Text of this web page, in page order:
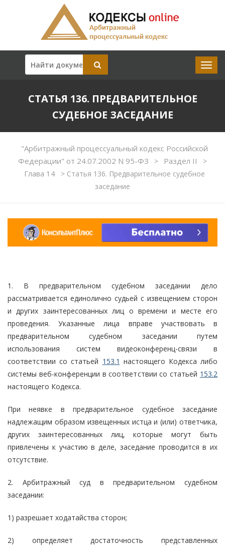
СТАТЬЯ 136. ПРЕДВАРИТЕЛЬНОЕ
СУДЕБНОЕ ЗАСЕДАНИЕ
"Арбитражный процессуальный кодекс Российской
Федерации" от 24.07.2002 N 95-ФЗ
> Раздел II >
Глава 14 >Статья 136. Предварительное судебное
заседание
1. В предварительном судебном заседании дело
рассматривается единолично судьей с извещением сторон
и других заинтересованных лиц о времени и месте его
проведения. Указанные лица вправе участвовать в
предварительном судебном заседании путем
использования систем видеоконференц-связи в
соответствии со статьей 153.1 настоящего Кодекса либо
системы веб-конференции в соответствии со статьей 153.2
настоящего Кодекса.
При неявке в предварительное судебное заседание
надлежащим образом извещенных истца и (или) ответчика,
других заинтересованных лиц, которые могут быть
привлечены к участию в деле, заседание проводится в их
отсутствие.
2. Арбитражный суд в предварительном судебном
заседании:
1) разрешает ходатайства сторон;
2) определяет достаточность представленных